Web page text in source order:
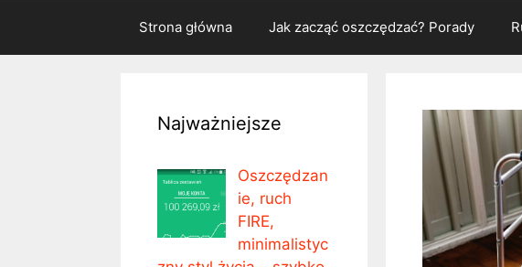
Strona główna Jak zacząć oszczędzać? Porady
Najważniejsze
Oszczędzan
ie, ruch
FIRE,
minimalistyc